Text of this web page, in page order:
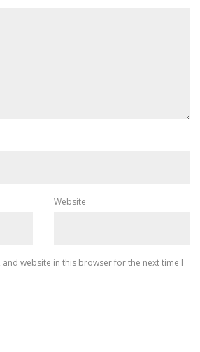
Website
and website in this browser for the next time I